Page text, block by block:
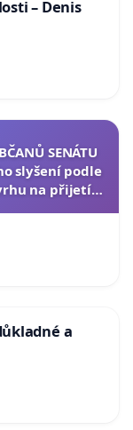
– Denis
SENÁTU
slyšení podle
na přijetí
a